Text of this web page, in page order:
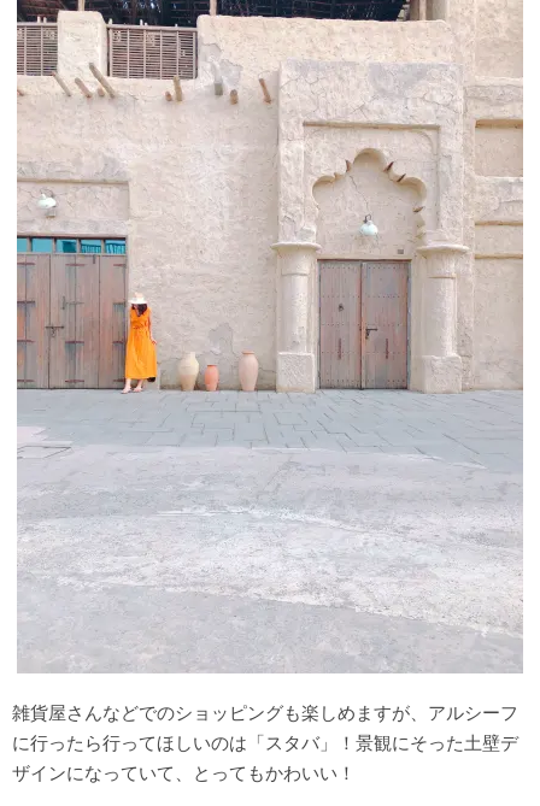
雑貨屋さんなどでのショッピングも楽しめますが、アルシーフ
に行ったら行ってほしいのは「スタバ」！景観にそった土壁デ
ザインになっていて、とってもかわいい！